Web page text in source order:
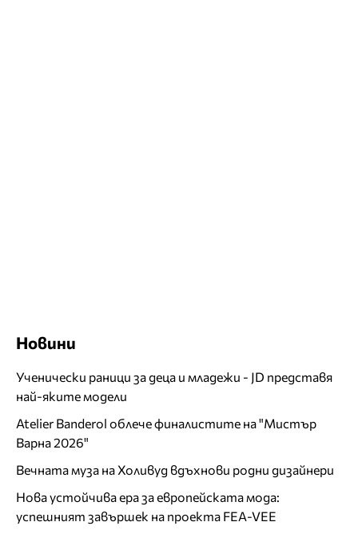
Новини
Ученически раници за деца и младежи - JD представя
най-яките модели
Atelier Banderol облече финалистите на "Мистър
Варна 2026"
Вечната муза на Холивуд вдъхнови родни дизайнери
Нова устойчива ера за европейската мода:
успешният завършек на проекта FEA-VEE